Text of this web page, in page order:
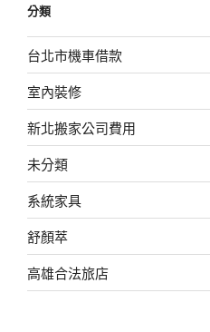
分類
台北市機車借款
室內裝修
新北搬家公司費用
未分類
系統家具
舒顏萃
高雄合法旅店